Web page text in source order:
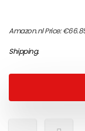
Amazon.nl Price:€
Shipping.